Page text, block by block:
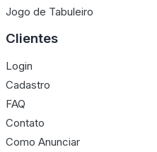
Jogo de Tabuleiro
Clientes
Login
Cadastro
FAQ
Contato
Como Anunciar